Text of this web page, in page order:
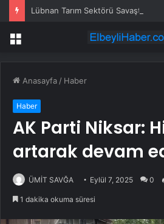
Lübnan Tarım Sektörü Savaşta
Menü
Anasayfa / Haber
Haber
AK Parti Niksar:
artarak devam
ÜMİT SAVĞA Eylül 7, 2025 0
1 dakika okuma süresi